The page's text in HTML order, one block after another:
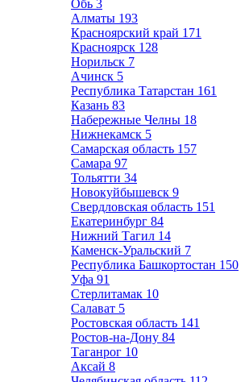
Обь 3
Алматы 193
Красноярский край 171
Красноярск 128
Норильск 7
Ачинск 5
Республика Татарстан 161
Казань 83
Набережные Челны 18
Нижнекамск 5
Самарская область 157
Самара 97
Тольятти 34
Новокуйбышевск 9
Свердловская область 151
Екатеринбург 84
Нижний Тагил 14
Каменск-Уральский 7
Республика Башкортостан 150
Уфа 91
Стерлитамак 10
Салават 5
Ростовская область 141
Ростов-на-Дону 84
Таганрог 10
Аксай 8